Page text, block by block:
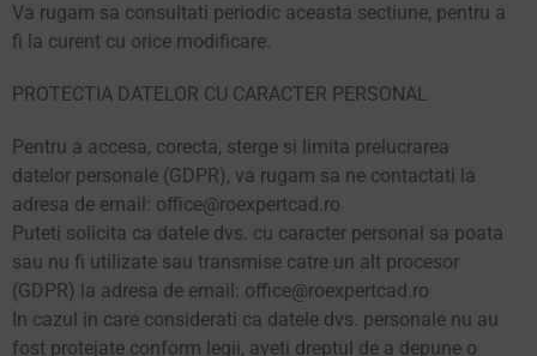
Va rugam sa consultati periodic aceasta sectiune, pentru a
fi la curent cu orice modificare.
PROTECTIA DATELOR CU CARACTER PERSONAL
Pentru a accesa, corecta, sterge si limita prelucrarea
datelor personale (GDPR), va rugam sa ne contactati la
adresa de email: office@roexpertcad.ro
Puteti solicita ca datele dvs. cu caracter personal sa poata
sau nu fi utilizate sau transmise catre un alt procesor
(GDPR) la adresa de email: office@roexpertcad.ro
In cazul in care considerati ca datele dvs. personale nu au
fost protejate conform legii, aveti dreptul de a depune o